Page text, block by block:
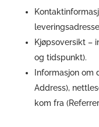
Kjøpsoversikt –
og tidspunkt).
Informasjon om
Address),
kom fra